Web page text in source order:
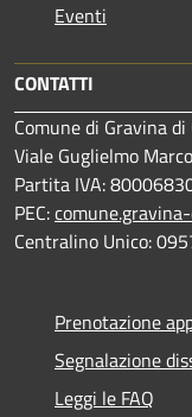
Eventi
CONTATTI
Comune di Gravina
Viale Guglielmo
Partita IVA:
PEC:
Centralino Unico:
Prenotazione
Segnalazione
Leggi le FAQ